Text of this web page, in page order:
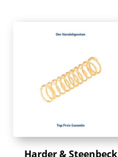
Harder & Steenbeck